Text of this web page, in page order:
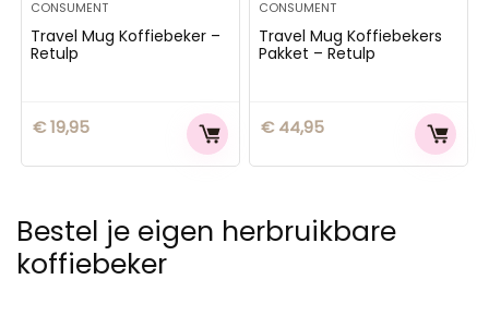
CONSUMENT
Travel Mug Koffiebeker –
Retulp
€19,95
CONSUMENT
Travel Mug Koffiebekers
Pakket – Retulp
€44,95
Bestel je eigen herbruikbare
koffiebeker